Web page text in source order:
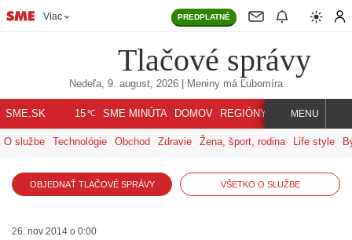
Viac PREDPLATNÉ
Tlačové správy
Nedeľa, 9. august, 2026 | Meniny má Ľubomíra
SME.SK 15℃ SME MINÚTA DOMOV REGIÓNY INDEX SVET
MENU
O službe Technológie Obchod Zdravie Žena, šport, rodina Life style
OBJEDNAŤ TLAČOVÉ SPRÁVY VŠETKO O SLUŽBE
26. nov 2014 o 0:00